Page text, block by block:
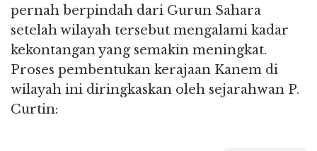
pernah berpindah dari Gurun Sahara
setelah wilayah tersebut mengalami kadar
kekontangan yang semakin meningkat.
Proses pembentukan kerajaan Kanem di
wilayah ini diringkaskan oleh sejarahwan P.
Curtin: